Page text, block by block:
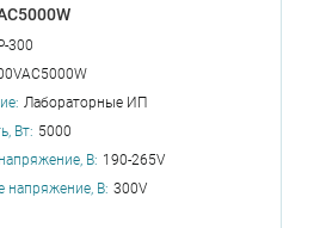
300
Лабораторные ИП
Вт: 5000
В: 190-265V
напряжение, В: 300V